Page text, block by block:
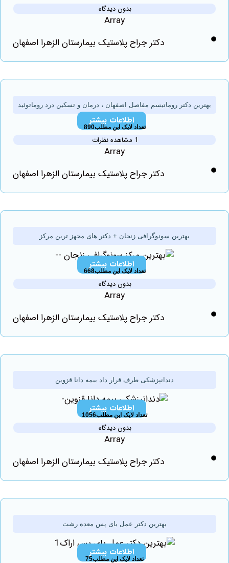
بدون دیدگاه
دکتر جراح پلاستیک بیمارستان الزهرا اصفهان
دکتر روماتیسم مفاصل اصفهان ، درمان و تسکین درد روماتوئید
اطلاعات بیشتر
تعداد لایک این مطلب890
دکتر جراح پلاستیک بیمارستان الزهرا اصفهان
بهترین سونوگرافی زنجان + دکتر های مجهز ترین مرکز
اطلاعات بیشتر
تعداد لایک این مطلب668
بدون دیدگاه
دکتر جراح پلاستیک بیمارستان الزهرا اصفهان
دندانپزشکی طرف قرار داد بیمه دانا قزوین
اطلاعات بیشتر
تعداد لایک این مطلب1056
بدون دیدگاه
دکتر جراح پلاستیک بیمارستان الزهرا اصفهان
بهترین دکتر عمل بای پس معده رشت
اطلاعات بیشتر
تعداد لایک این مطلب75